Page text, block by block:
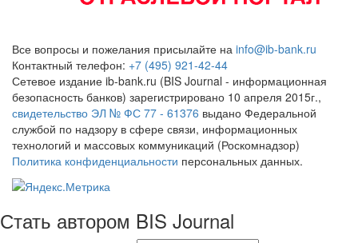
Все вопросы и пожелания присылайте на info@ib-bank.ru
Контактный телефон: +7 (495) 921-42-44
Сетевое издание ib-bank.ru (BIS Journal - информационная
безопасность банков) зарегистрировано 10 апреля 2015г.,
свидетельство ЭЛ № ФС 77 - 61376 выдано Федеральной
службой по надзору в сфере связи, информационных
технологий и массовых коммуникаций (Роскомнадзор)
Политика конфиденциальности персональных данных.
Стать автором BIS Journal